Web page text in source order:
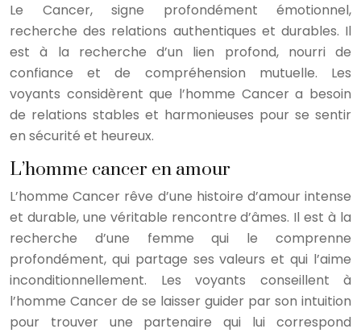
Le Cancer, signe profondément émotionnel,
recherche des relations authentiques et durables. Il
est à la recherche d’un lien profond, nourri de
confiance et de compréhension mutuelle. Les
voyants considèrent que l’homme Cancer a besoin
de relations stables et harmonieuses pour se sentir
en sécurité et heureux.
L’homme cancer en amour
L’homme Cancer rêve d’une histoire d’amour intense
et durable, une véritable rencontre d’âmes. Il est à la
recherche d’une femme qui le comprenne
profondément, qui partage ses valeurs et qui l’aime
inconditionnellement. Les voyants conseillent à
l’homme Cancer de se laisser guider par son intuition
pour trouver une partenaire qui lui correspond